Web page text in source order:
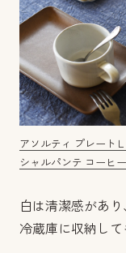
アソルティ プレートＬ
シャルパンテ コーヒ
白は清潔感があ
冷蔵庫に収納して